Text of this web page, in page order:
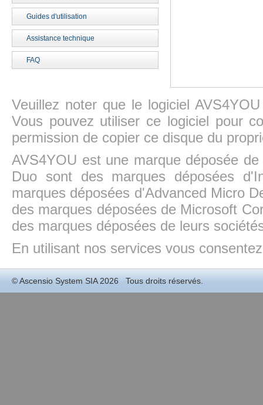
Guides d'utilisation
Assistance technique
FAQ
Veuillez noter que le logiciel
Vous pouvez utiliser ce logiciel pour
permission de copier ce disque du
AVS4YOU est une marque déposée
Duo sont des marques déposées
marques déposées d'Advanced Micro
des marques déposées de Microsoft
des marques déposées de leurs
En utilisant nos services vous
©Ascensio System SIA2026 Tous droits réservés.